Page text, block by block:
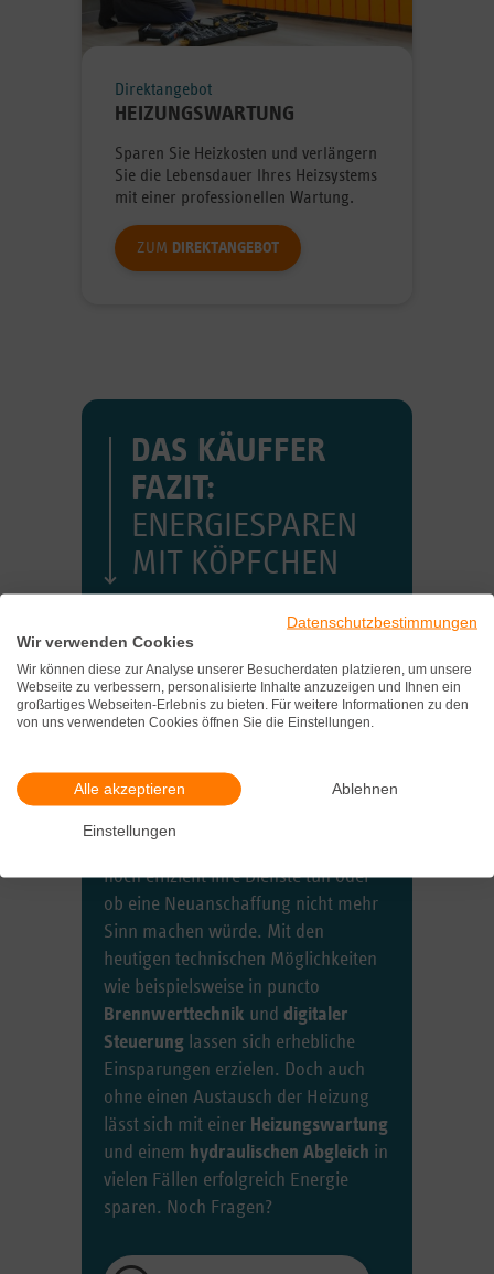
Direktangebot
HEIZUNGSWARTUNG
Sparen Sie Heizkosten und verlängern
Sie die Lebensdauer Ihres Heizsystems
mit einer professionellen Wartung.
ZUM DIREKTANGEBOT
DAS KÄUFFER
FAZIT:
ENERGIESPAREN
MIT KÖPFCHEN
Wer rechtzeitig die Energieeffizienz
durch einen Heizungsfachbetrieb
prüfen lässt, spart gerade angesichts
jeder Hauseigentümer die Frage
stellen, ob die alte Heizung im Keller
noch effizient ihre Dienste tun oder
ob eine Neuanschaffung nicht mehr
Sinn machen würde. Mit den
heutigen technischen Möglichkeiten
wie beispielsweise in puncto
Brennwerttechnik und digitaler
Steuerung lassen sich erhebliche
Einsparungen erzielen. Doch auch
ohne einen Austausch der Heizung
lässt sich mit einer Heizungswartung
und einem hydraulischen Abgleich in
vielen Fällen erfolgreich Energie
sparen. Noch Fragen?
Datenschutzbestimmungen
Wir verwenden Cookies
Wir können diese zur Analyse unserer Besucherdaten platzieren, um unsere
Webseite zu verbessern, personalisierte Inhalte anzuzeigen und Ihnen ein
großartiges Webseiten-Erlebnis zu bieten. Für weitere Informationen zu den
von uns verwendeten Cookies öffnen Sie die Einstellungen.
Alle akzeptieren Ablehnen
Einstellungen